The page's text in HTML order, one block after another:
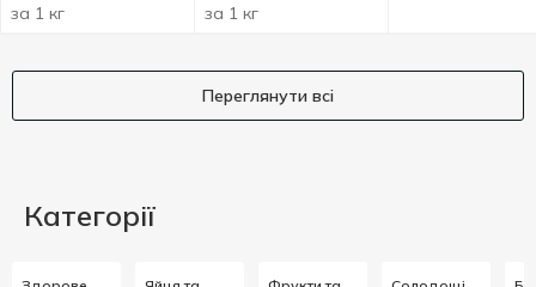
за 1 кг за 1 кг
Переглянути всі
Категорії